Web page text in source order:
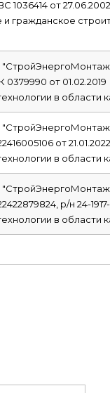
1036414 от 27.06.2002
гражданское
от 01.02.2019
в области
от 21.01.2022
в области
р/н 24-
в области